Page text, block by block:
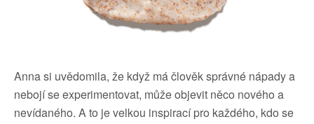
Anna si uvědomila, že když má člověk správné nápady a
nebojí se experimentovat, může objevit něco nového a
nevídaného. A to je velkou inspirací pro každého, kdo se